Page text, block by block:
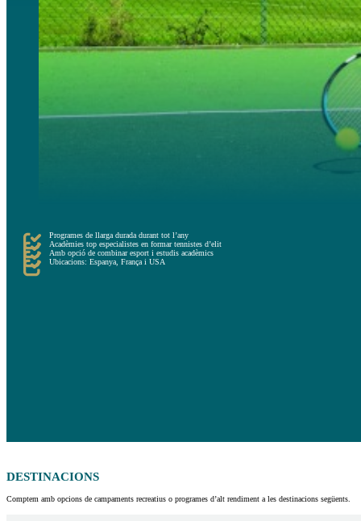
Programes de llarga durada durant tot l’any
Acadèmies top especialistes en formar tennistes d’elit
Amb opció de combinar esport i estudis acadèmics
Ubicacions: Espanya, França i USA
DESTINACIONS
Comptem amb opcions de campaments recreatius o programes d’alt rendiment a les destinacions següents.